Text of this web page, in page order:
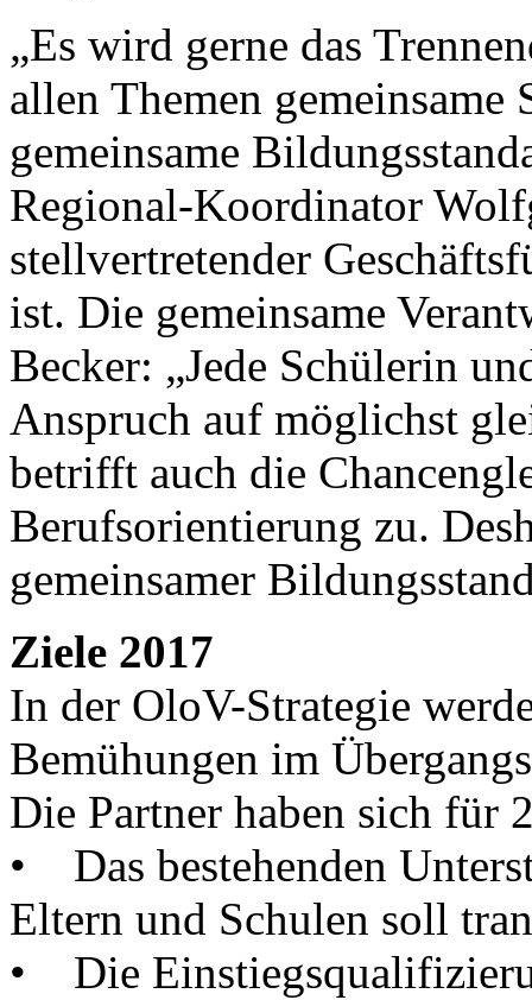
„Es wird gerne das
allen Themen
gemeinsame
Regional-Koordinator
stellvertretender
ist. Die gemeinsame
Becker: „Jede Schülerin
Anspruch auf möglichst
betrifft auch die
Berufsorientierung zu.
gemeinsamer
Ziele 2017
In der OloV-Strategie
Bemühungen im
Die Partner haben sich für
• Das bestehenden
Eltern und Schulen soll
• Die